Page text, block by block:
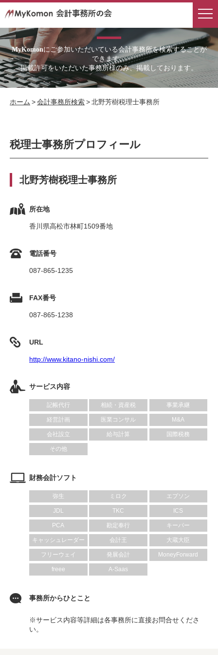
MyKomonにご参加いただいている会計事務所を検索することが
できます。
掲載許可をいただいた事務所様のみ、掲載しております。
ホーム >会計事務所検索>北野芳樹税理士事務所
税理士事務所プロフィール
北野芳樹税理士事務所
所在地
香川県高松市林町1509番地
電話番号
087-865-1235
FAX番号
087-865-1238
URL
http://www.kitano-nishi.com/
サービス内容
記帳代行 相続・資産税 事業承継
経営計画 医業コンサル M&A
会社設立 給与計算 国際税務
その他
財務会計ソフト
弥生 ミロク エプソン
JDL TKC ICS
PCA 勘定奉行 キーパー
キャッシュレーダー 会計王 大蔵大臣
フリーウェイ 発展会計 MoneyForward
freee A-Saas
事務所からひとこと
※サービス内容等詳細は各事務所に直接お問合せくださ
い。